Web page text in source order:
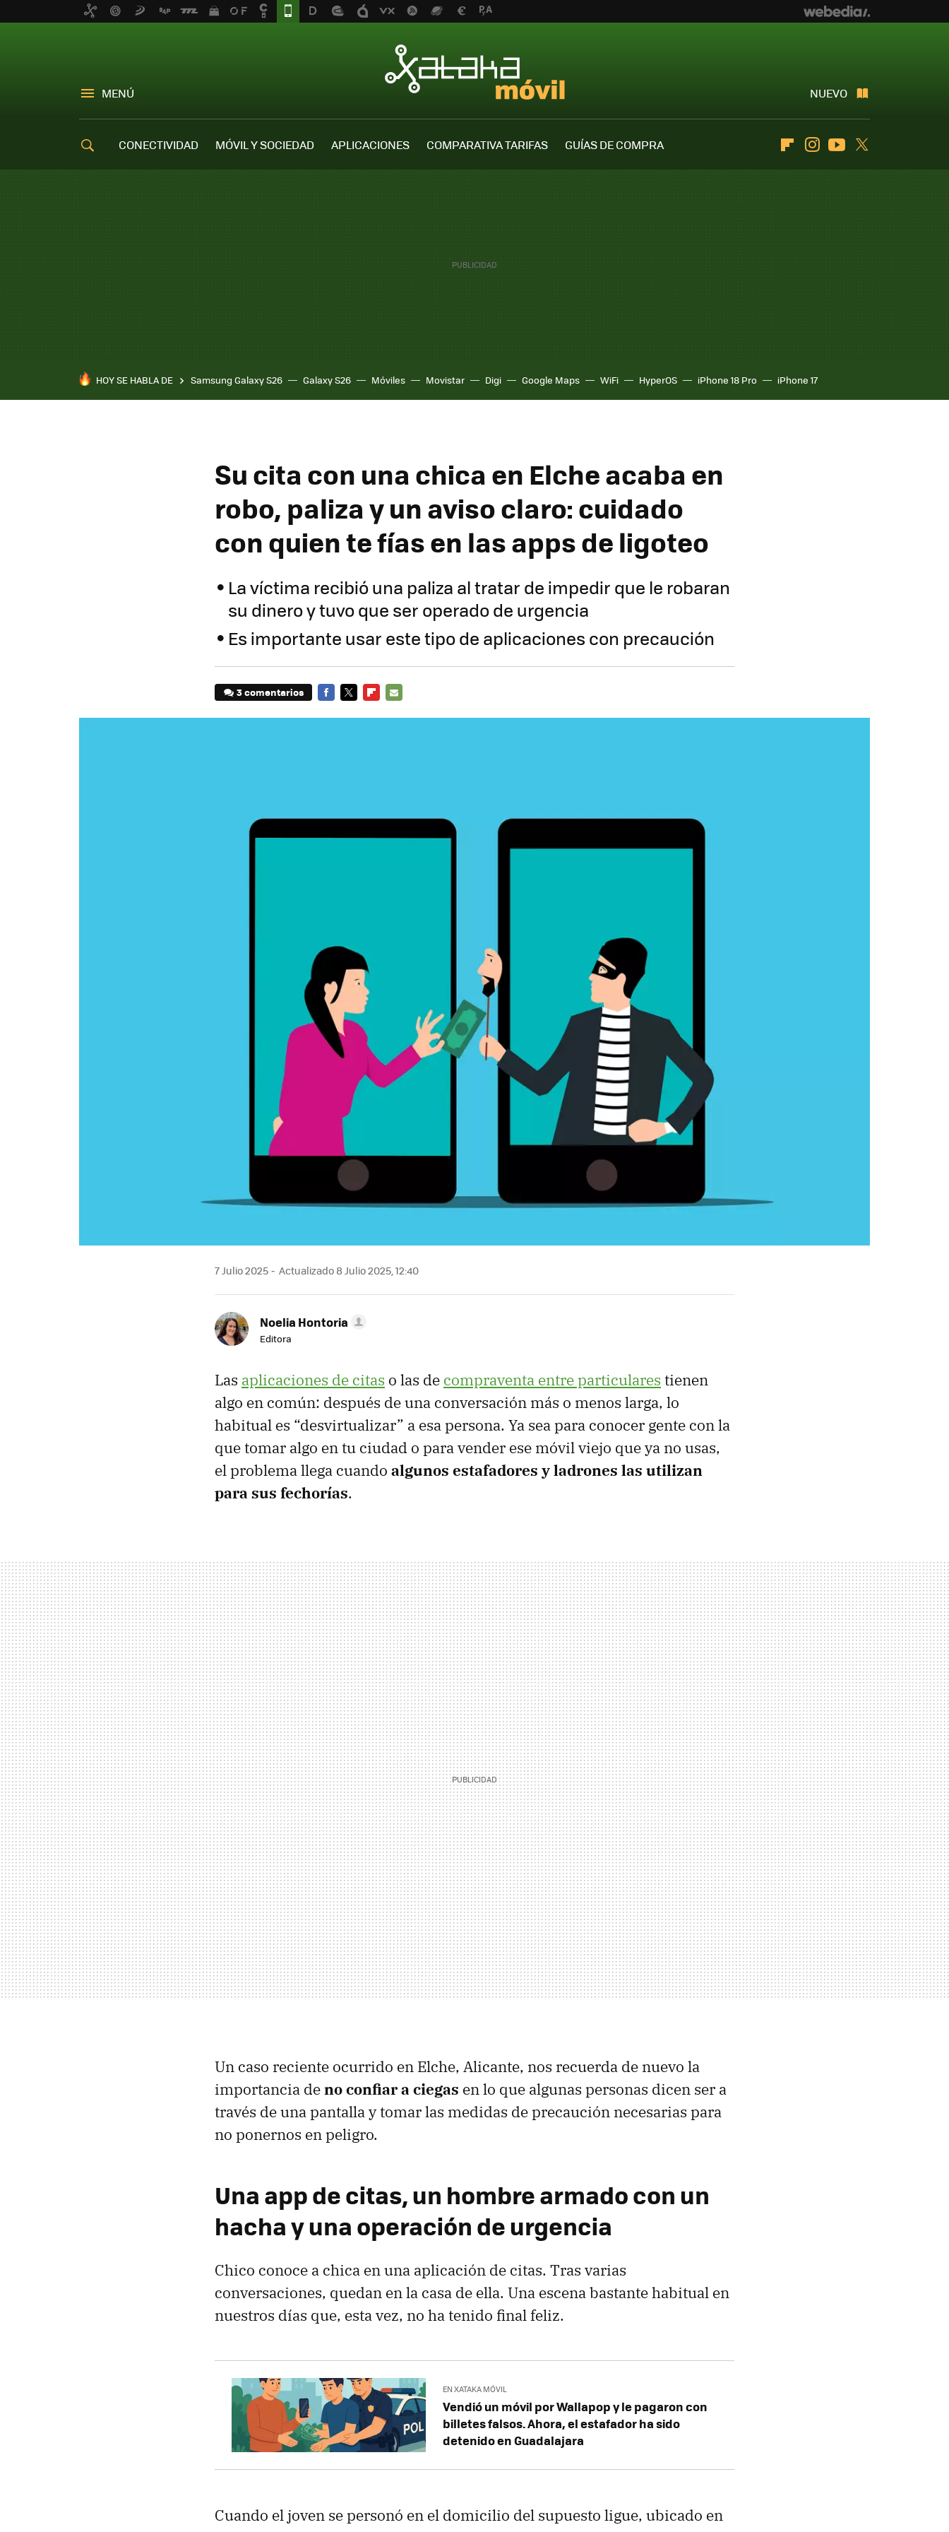
MENÚ NUEVO
CONECTIVIDAD MÓVIL Y SOCIEDAD APLICACIONES COMPARATIVA TARIFAS
GUÍAS DE COMPRA
FlipboardInstagramYoutube
HOY SE HABLA DE Samsung Galaxy S26 Galaxy S26 Móviles Movistar Digi Google Maps WiFi HyperOS iPhone 18 Pro iPhone 17
Su cita con una chica en Elche acaba en
robo, paliza y un aviso claro: cuidado
con quien te fías en las apps de ligoteo
La víctima recibió una paliza al tratar de impedir que le robaran
su dinero y tuvo que ser operado de urgencia
Es importante usar este tipo de aplicaciones con precaución
3 comentarios
7 Julio 2025 Actualizado 8 Julio 2025, 12:40
Noelia Hontoria
Editora
Las aplicaciones de citas o las de compraventa entre particulares tienen
algo en común: después de una conversación más o menos larga, lo
habitual es “desvirtualizar” a esa persona. Ya sea para conocer gente con la
que tomar algo en tu ciudad o para vender ese móvil viejo que ya no usas,
el problema llega cuando algunos estafadores y ladrones las utilizan
para sus fechorías.
Un caso reciente ocurrido en Elche, Alicante, nos recuerda de nuevo la
importancia deno confiar a ciegas en lo que algunas personas dicen ser a
través de una pantalla y tomar las medidas de precaución necesarias para
no ponernos en peligro.
Una app de citas, un hombre armado con un
hacha y una operación de urgencia
Chico conoce a chica en una aplicación de citas. Tras varias
conversaciones, quedan en la casa de ella. Una escena bastante habitual en
nuestros días que, esta vez, no ha tenido final feliz.
EN XATAKA MÓVIL
Vendió un móvil por Wallapop y le pagaron con
billetes falsos. Ahora, el estafador ha sido
detenido en Guadalajara
Cuando el joven se personó en el domicilio del supuesto ligue, ubicado en